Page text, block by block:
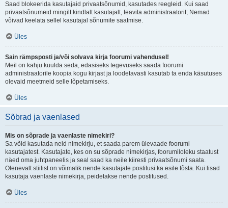
Saad blokeerida kasutajaid privaatsõnumid, kasutades reegleid. Kui saad
privaatsõnumeid mingilt kindlalt kasutajalt, teavita administraatorit; Nemad
võivad keelata sellel kasutajal sõnumite saatmise.
Üles
Sain rämpsposti ja/või solvava kirja foorumi vahendusel!
Meil on kahju kuulda seda, edasiseks tegevuseks saada foorumi
administraatorile koopia kogu kirjast ja loodetavasti kasutab ta enda käsutuses
olevaid meetmeid selle lõpetamiseks.
Üles
Sõbrad ja vaenlased
Mis on sõprade ja vaenlaste nimekiri?
Sa võid kasutada neid nimekirju, et saada parem ülevaade foorumi
kasutajatest. Kasutajate, kes on su sõprade nimekirjas, foorumiloleku staatust
näed oma juhtpaneelis ja seal saad ka neile kiiresti privaatsõnumi saata.
Olenevalt stiilist on võimalik nende kasutajate postitusi ka esile tõsta. Kui lisad
kasutaja vaenlaste nimekirja, peidetakse nende postitused.
Üles